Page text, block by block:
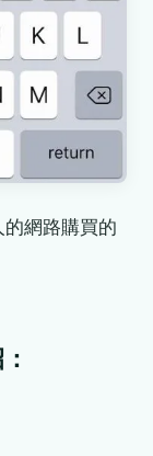
網路購買的